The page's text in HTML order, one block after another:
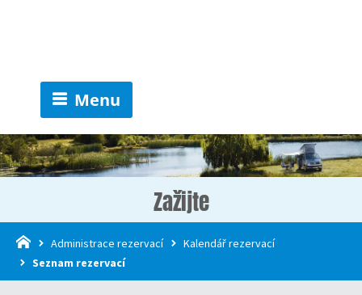
Menu
Zažijte
Administrace rezervací
Kalendář rezervací
Seznam rezervací